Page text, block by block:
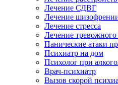
Лечение СДВГ
Лечение
Лечение стресса
Лечение тревожного
Панические атаки
Психиатр на дом
Психолог при
Врач-психиатр
Вызов скорой